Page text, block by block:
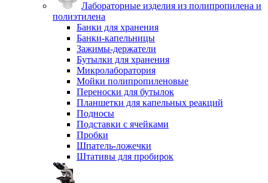
Лабораторные изделия из полипропилена и
полиэтилена
Банки для хранения
Банки-капельницы
Зажимы-держатели
Бутылки для хранения
Микролаборатория
Мойки полипропиленовые
Переноски для бутылок
Планшетки для капельных реакций
Подносы
Подставки с ячейками
Пробки
Шпатель-ложечки
Штативы для пробирок